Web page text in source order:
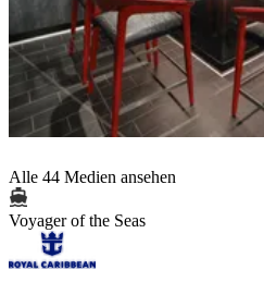
Alle 44 Medien ansehen
Voyager of the Seas